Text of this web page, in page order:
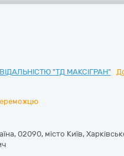
"ТД МАКСІГРАН"
02090, місто Київ,